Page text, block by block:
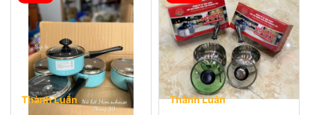
Thành Luân Thành Luân